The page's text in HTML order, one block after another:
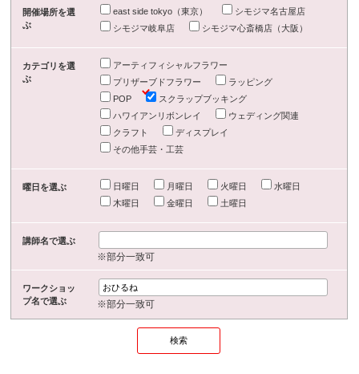
開催場所を選
ぶ
east side tokyo（東京）
シモジマ名古屋店
シモジマ岐阜店
シモジマ心斎橋店（大阪）
カテゴリを選
ぶ
アーティフィシャルフラワー
プリザーブドフラワー
ラッピング
POP
スクラップブッキング
ハワイアンリボンレイ
ウェディング関連
クラフト
ディスプレイ
その他手芸・工芸
曜日を選ぶ 日曜日 月曜日 火曜日
水曜日
木曜日
金曜日 土曜日
講師名で選ぶ
※部分一致可
ワークショッ
プ名で選ぶ
※部分一致可